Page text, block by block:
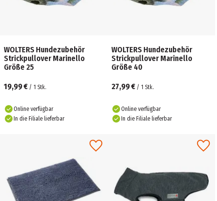
WOLTERS Hundezubehör
Strickpullover Marinello
Größe 25
19,99 € / 1 Stk.
Online verfügbar
In die Filiale lieferbar
WOLTERS Hundezubehör
Strickpullover Marinello
Größe 40
27,99 € / 1 Stk.
Online verfügbar
In die Filiale lieferbar